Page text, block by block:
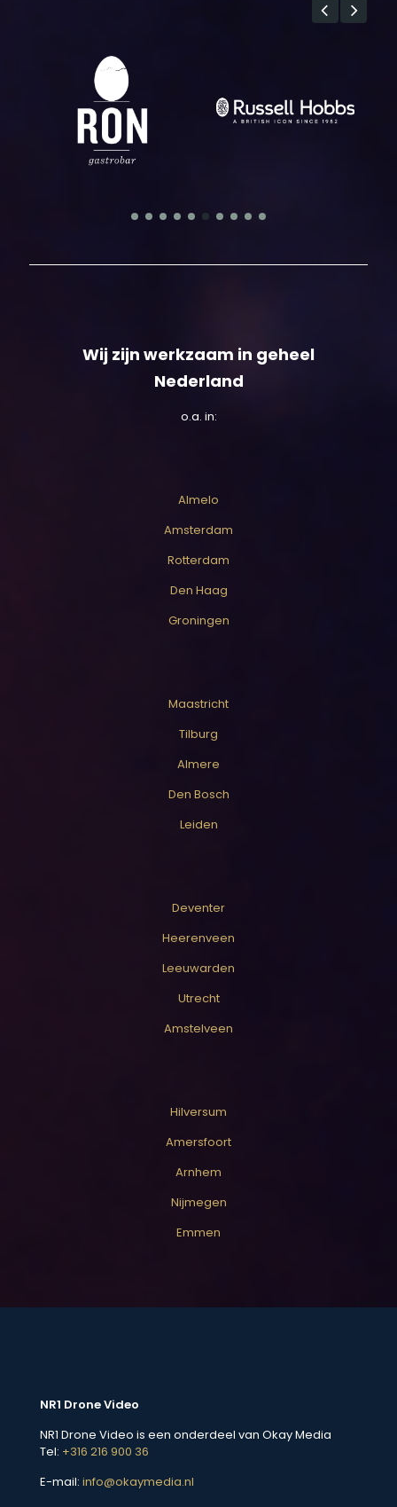
Wij zijn werkzaam in geheel
Nederland
o.a. in:
Almelo
Amsterdam
Rotterdam
Den Haag
Groningen
Maastricht
Tilburg
Almere
Den Bosch
Leiden
Deventer
Heerenveen
Leeuwarden
Utrecht
Amstelveen
Hilversum
Amersfoort
Arnhem
Nijmegen
Emmen
NR1 Drone Video
NR1 Drone Video is een onderdeel van Okay Media
Tel: +316 216 900 36
E-mail: info@okaymedia.nl